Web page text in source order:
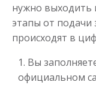
нужно выходить
этапы от подачи
происходят в
Вы
официальном